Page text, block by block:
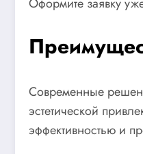
Современные
эстетической
эффективностью и